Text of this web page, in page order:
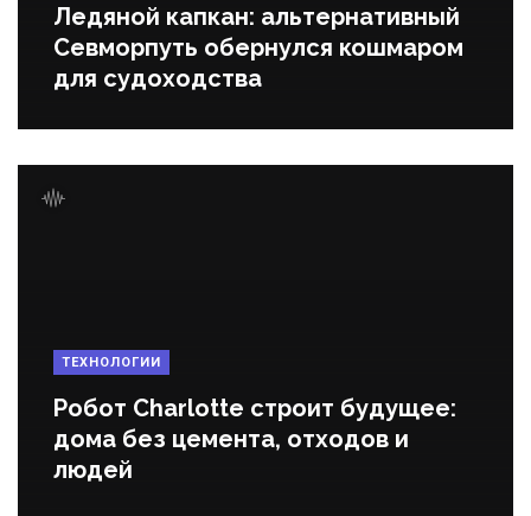
Ледяной капкан: альтернативный
Севморпуть обернулся кошмаром
для судоходства
ТЕХНОЛОГИИ
Робот Charlotte строит будущее:
дома без цемента, отходов и
людей